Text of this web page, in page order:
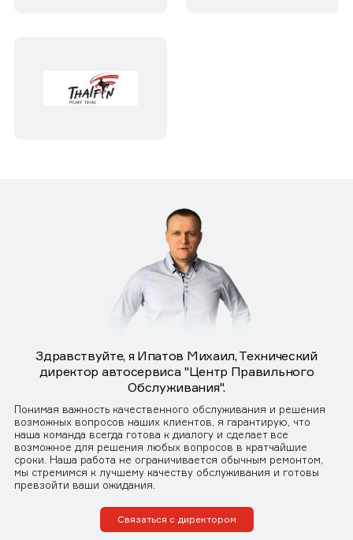
Здравствуйте, я Ипатов Михаил, Технический
директор автосервиса "Центр Правильного
Обслуживания".
Понимая важность качественного обслуживания и решения
возможных вопросов наших клиентов, я гарантирую, что
наша команда всегда готова к диалогу и сделает все
возможное для решения любых вопросов в кратчайшие
сроки. Наша работа не ограничивается обычным ремонтом,
мы стремимся к лучшему качеству обслуживания и готовы
превзойти ваши ожидания.
Связаться с директором